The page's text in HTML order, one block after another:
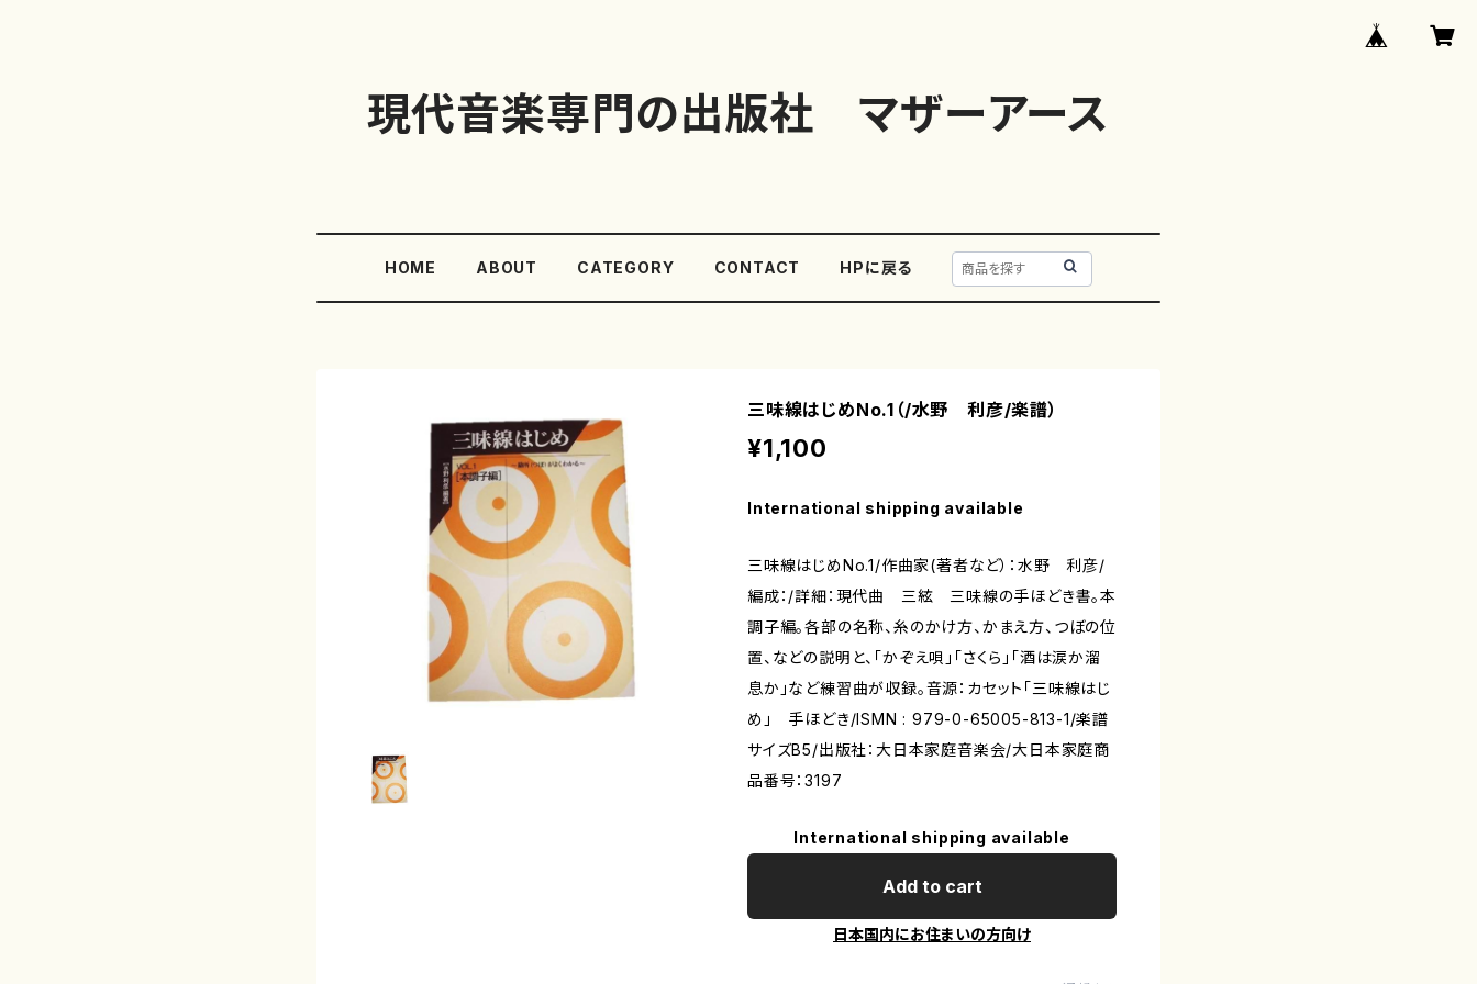
現代音楽専門の出版社 マザーアース
HOME ABOUT CATEGORY CONTACT HPに戻る
三味線はじめNo.1（/水野 利彦/楽譜）
¥1,100
International shipping available
三味線はじめNo.1/作曲家(著者など）：水野 利彦/
編成：/詳細：現代曲 三絃 三味線の手ほどき書。本
調子編。各部の名称、糸のかけ方、かまえ方、つぼの位
置、などの説明と、「かぞえ唄」「さくら」「酒は涙か溜
息か」など練習曲が収録。音源：カセット「三味線はじ
め」 手ほどき/ISMN : 979-0-65005-813-1/楽譜
サイズB5/出版社：大日本家庭音楽会/大日本家庭商
品番号：3197
International shipping available
Add to cart
日本国内にお住まいの方向け